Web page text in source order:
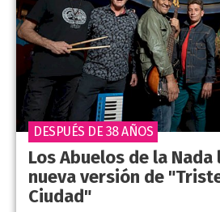
Los Abuelos de la
nueva versión de
Ciudad"
DESPUÉS DE 38 AÑOS